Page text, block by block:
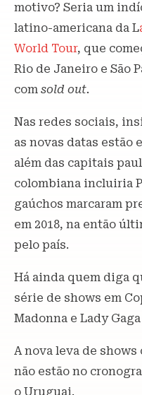
motivo? Seria um
latino-americana da L
World Tour, que
Rio de Janeiro e São
com sold out.
Nas redes sociais,
as novas datas estão
além das capitais
colombiana incluiria
gaúchos marcaram
em 2018, na então
pelo país.
Há ainda quem diga
série de shows em
Madonna e Lady Gaga
A nova leva de
não estão no
o Uruguai.